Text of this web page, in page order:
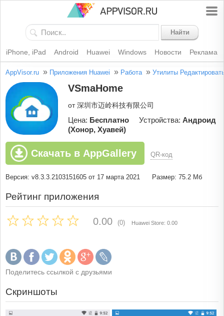
Найти
iPhone, iPad Android Huawei Windows Новости Реклама
AppVisor.ru » Приложения Huawei » Работа » Утилиты
VSmaHome
от 深圳市迈岭科技有限公司
Цена: Бесплатно Устройства: Андроид
(Хонор, Хуавей)
Скачать в AppGallery QR-код
Версия: v8.3.3.2103151605 от 17 марта 2021 Размер: 75.2 Мб
Рейтинг приложения
0.00 (0) Huawei Store: 0.00
Поделитесь ссылкой с друзьями
Скриншоты